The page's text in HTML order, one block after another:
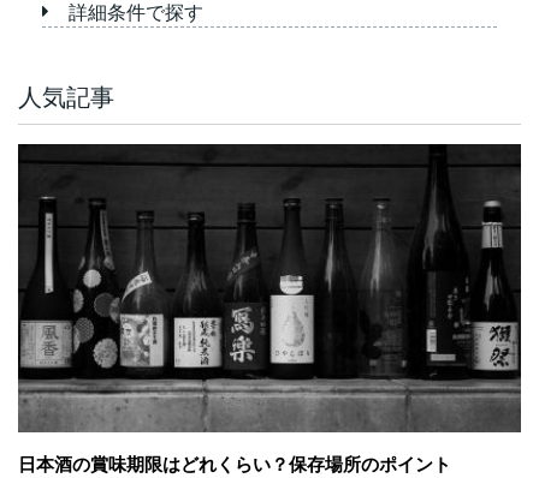
詳細条件で探す
人気記事
日本酒の賞味期限はどれくらい？保存場所のポイント